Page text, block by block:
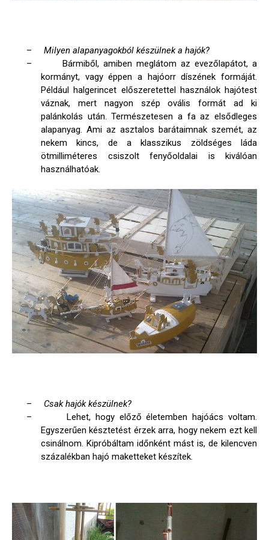
–
Milyen alapanyagokból készülnek a hajók?
–
Bármiből, amiben meglátom az evezőlapátot, a
kormányt, vagy éppen a hajóorr díszének formáját.
Például halgerincet előszeretettel használok hajótest
váznak, mert nagyon szép ovális formát ad ki
palánkolás után. Természetesen a fa az elsődleges
alapanyag. Ami az asztalos barátaimnak szemét, az
nekem kincs, de a klasszikus zöldséges láda
ötmilliméteres csiszolt fenyőoldalai is kiválóan
használhatóak.
–
Csak hajók készülnek?
–
Lehet, hogy előző életemben hajóács voltam.
Egyszerűen késztetést érzek arra, hogy nekem ezt kell
csinálnom. Kipróbáltam időnként mást is, de kilencven
százalékban hajó maketteket készítek.